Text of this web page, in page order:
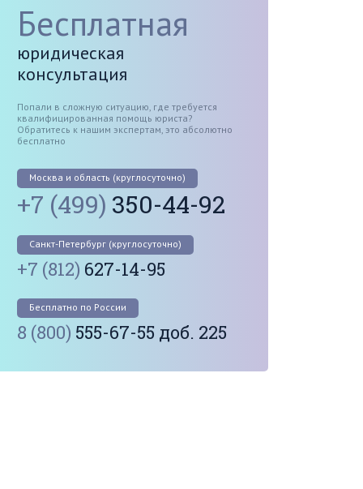
Бесплатная
юридическая
консультация
Попали в сложную ситуацию, где требуется
квалифицированная помощь юриста?
Обратитесь к нашим экспертам, это абсолютно
бесплатно
Москва и область (круглосуточно)
+7 (499) 350-44-92
Санкт-Петербург (круглосуточно)
+7 (812) 627-14-95
Бесплатно по России
8 (800) 555-67-55 доб. 225